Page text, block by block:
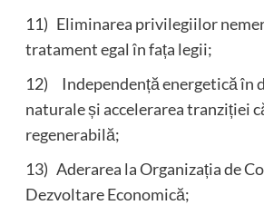
11) Eliminarea privilegiilor
tratament egal în fața legii;
12) Independență energetică în
naturale și accelerarea tranziției
regenerabilă;
13) Aderarea la Organizația de
Dezvoltare Economică;